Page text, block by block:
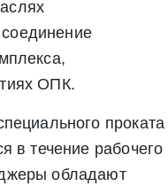
ОПК.
проката
в течение рабочего
обладают